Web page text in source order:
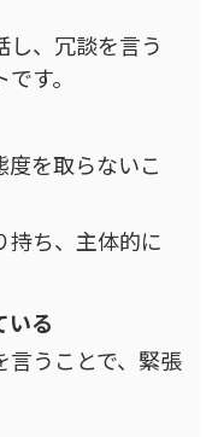
し、冗談を言う
す。
を取らないこ
持ち、主体的に
いる
言うことで、緊張